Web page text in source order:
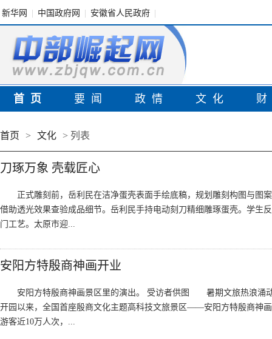
新华网 中国政府网 安徽省人民政府
首页 要闻 政情 文化
首页 > 文化 > 列表
刀琢万象 壳载匠心
正式雕刻前，岳利民在洁净蛋壳表面手绘底稿，规划雕刻构图与图
借助透光效果查验成品细节。岳利民手持电动刻刀精细雕琢蛋壳。学生
门工艺。太原市迎...
安阳方特殷商神画开业
安阳方特殷商神画景区里的演出。 受访者供图 暑期文旅热浪涌
开园以来，全国首座殷商文化主题高科技文旅景区——安阳方特殷商神
游客近10万人次，...